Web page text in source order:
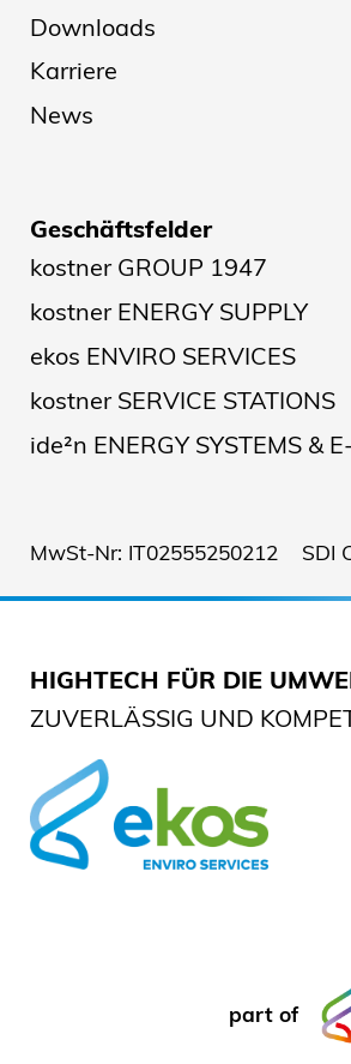
Downloads
Karriere
News
Geschäftsfelder
kostner GROUP 1947
kostner ENERGY SUPPLY
ekos ENVIRO SERVICES
kostner SERVICE STATIONS
ide²n ENERGY SYSTEMS &
MwSt-Nr: IT02555250212 SDI
HIGHTECH FÜR DIE
ZUVERLÄSSIG UND
part of